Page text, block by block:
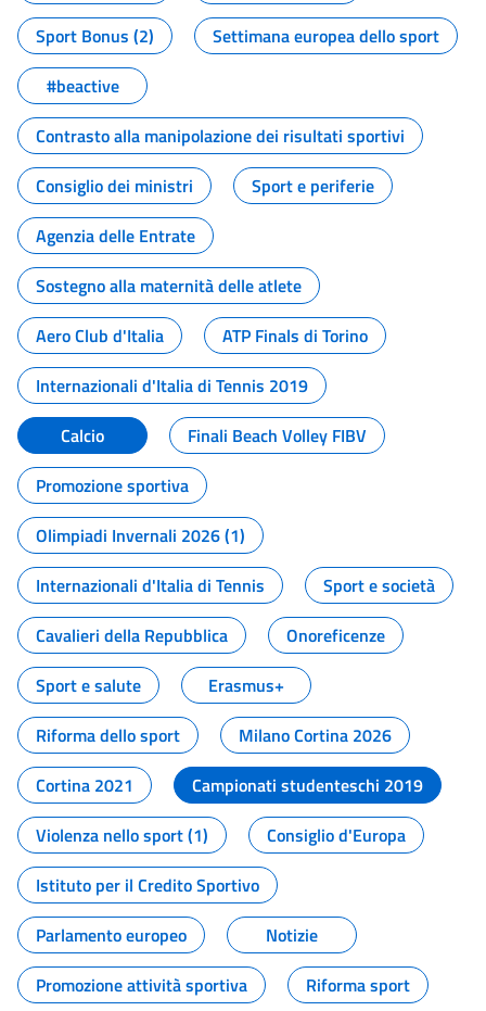
Sport Bonus (2)
Settimana europea dello sport
#beactive
Contrasto alla manipolazione dei risultati sportivi
Consiglio dei ministri
Sport e periferie
Agenzia delle Entrate
Sostegno alla maternità delle atlete
Aero Club d'Italia
ATP Finals di Torino
Internazionali d'Italia di Tennis 2019
Calcio
Finali Beach Volley FIBV
Promozione sportiva
Olimpiadi Invernali 2026 (1)
Internazionali d'Italia di Tennis
Sport e società
Cavalieri della Repubblica
Onoreficenze
Sport e salute
Erasmus+
Riforma dello sport
Milano Cortina 2026
Cortina 2021
Campionati studenteschi 2019
Violenza nello sport (1)
Consiglio d'Europa
Istituto per il Credito Sportivo
Parlamento europeo
Notizie
Promozione attività sportiva
Riforma sport